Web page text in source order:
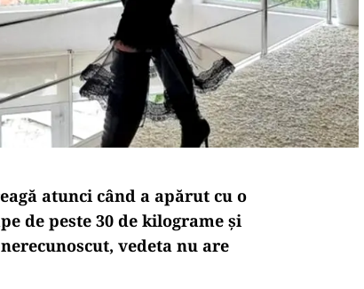
atunci când a apărut cu o
de peste 30 de kilograme și
vedeta nu are